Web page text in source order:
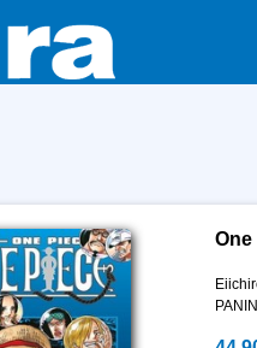
One